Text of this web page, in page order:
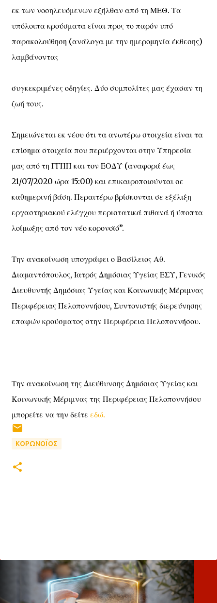
εκ των νοσηλευόμενων εξήλθαν από τη ΜΕΘ. Τα
υπόλοιπα κρούσματα είναι προς το παρόν υπό
παρακολούθηση (ανάλογα με την ημερομηνία έκθεσης)
λαμβάνοντας
συγκεκριμένες οδηγίες. Δύο συμπολίτες μας έχασαν τη
ζωή τους.
Σημειώνεται εκ νέου ότι τα ανωτέρω στοιχεία είναι τα
επίσημα στοιχεία που περιέρχονται στην Υπηρεσία
μας από τη ΓΓΠΠ και τον ΕΟΔΥ (αναφορά έως
21/07/2020 ώρα 15:00) και επικαιροποιούνται σε
καθημερινή βάση. Περαιτέρω βρίσκονται σε εξέλιξη
εργαστηριακού ελέγχου περιστατικά πιθανά ή ύποπτα
λοίμωξης από τον νέο κορονοϊό”.
Την ανακοίνωση υπογράφει ο Βασίλειος Αθ.
Διαμαντόπουλος, Ιατρός Δημόσιας Υγείας ΕΣΥ, Γενικός
Διευθυντής Δημόσιας Υγείας και Κοινωνικής Μέριμνας
Περιφέρειας Πελοποννήσου, Συντονιστής διερεύνησης
επαφών κρούσματος στην Περιφέρεια Πελοποννήσου.
Την ανακοίνωση της Διεύθυνσης Δημόσιας Υγείας και
Κοινωνικής Μέριμνας της Περιφέρειας Πελοποννήσου
μπορείτε να την δείτε εδώ.
ΚΟΡΩΝΟΪΟΣ
λ